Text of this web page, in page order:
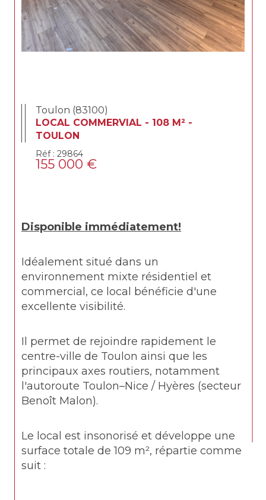
Toulon (83100)
LOCAL COMMERVIAL - 108 M² -
TOULON
Réf : 29864
155 000 €
Disponible immédiatement!
Idéalement situé dans un
environnement mixte résidentiel et
commercial, ce local bénéficie d'une
excellente visibilité.
Il permet de rejoindre rapidement le
centre-ville de Toulon ainsi que les
principaux axes routiers, notamment
l'autoroute Toulon–Nice / Hyères (secteur
Benoît Malon).
Le local est insonorisé et développe une
surface totale de 109 m², répartie comme
suit :